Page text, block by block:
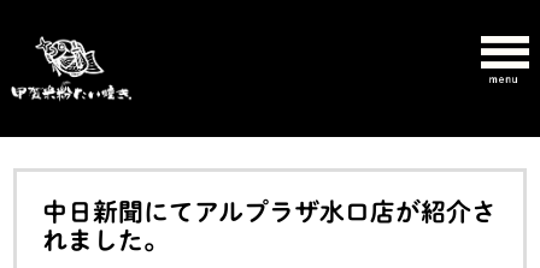
中日新聞にてアルプラザ水口店が紹介さ
れました。